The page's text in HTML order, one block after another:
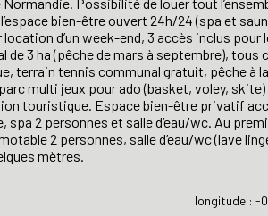
Possibilité de louer tout
bien-être ouvert 24h/24 (spa et
d’un week-end, 3 accès inclus pour
de 3 ha (pêche de mars à septembre),
terrain tennis communal gratuit, pêche à
multi jeux pour ado (basket, voley, skite)
touristique. Espace bien-être privatif
2 personnes et salle d’eau/wc. Au
2 personnes, salle d’eau/wc (lave
mètres.
longitude : -